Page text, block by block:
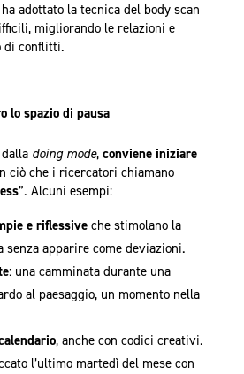
adottato la tecnica del body scan
migliorando le relazioni e
di conflitti.
lo spazio di pausa
doing mode, conviene iniziare
ciò che i ricercatori chiamano
”. Alcuni esempi:
e riflessiveche stimolano la
apparire come deviazioni.
: una camminata durante una
al paesaggio, un momento nella
, anche con codici creativi.
l’ultimo martedì del mese con